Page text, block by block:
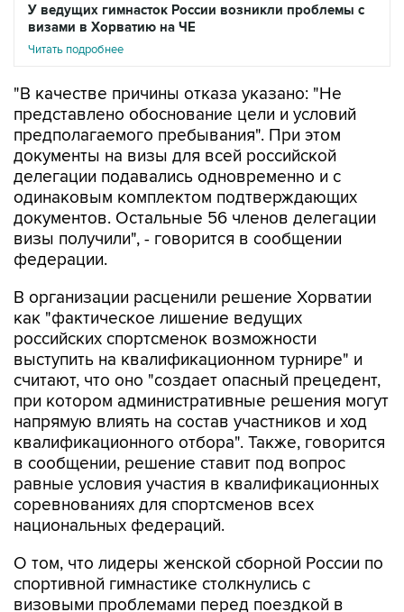
У ведущих гимнасток России возникли проблемы с
визами в Хорватию на ЧЕ
Читать подробнее
"В качестве причины отказа указано: "Не
представлено обоснование цели и условий
предполагаемого пребывания". При этом
документы на визы для всей российской
делегации подавались одновременно и с
одинаковым комплектом подтверждающих
документов. Остальные 56 членов делегации
визы получили", - говорится в сообщении
федерации.
В организации расценили решение Хорватии
как "фактическое лишение ведущих
российских спортсменок возможности
выступить на квалификационном турнире" и
считают, что оно "создает опасный прецедент,
при котором административные решения могут
напрямую влиять на состав участников и ход
квалификационного отбора". Также, говорится
в сообщении, решение ставит под вопрос
равные условия участия в квалификационных
соревнованиях для спортсменов всех
национальных федераций.
О том, что лидеры женской сборной России по
спортивной гимнастике столкнулись с
визовыми проблемами перед поездкой в